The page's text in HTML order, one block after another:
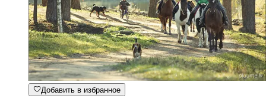
Добавить в избранное